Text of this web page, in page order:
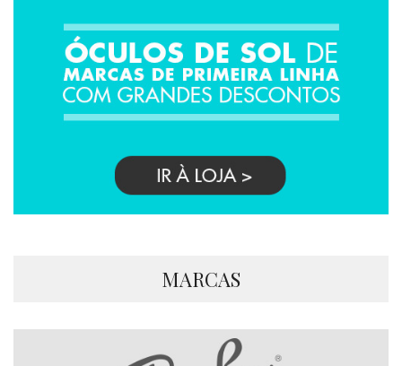
MARCAS